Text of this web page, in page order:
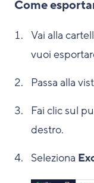
Come
Vai alla
vuoi
Passa alla
Fai clic sul
destro.
Seleziona